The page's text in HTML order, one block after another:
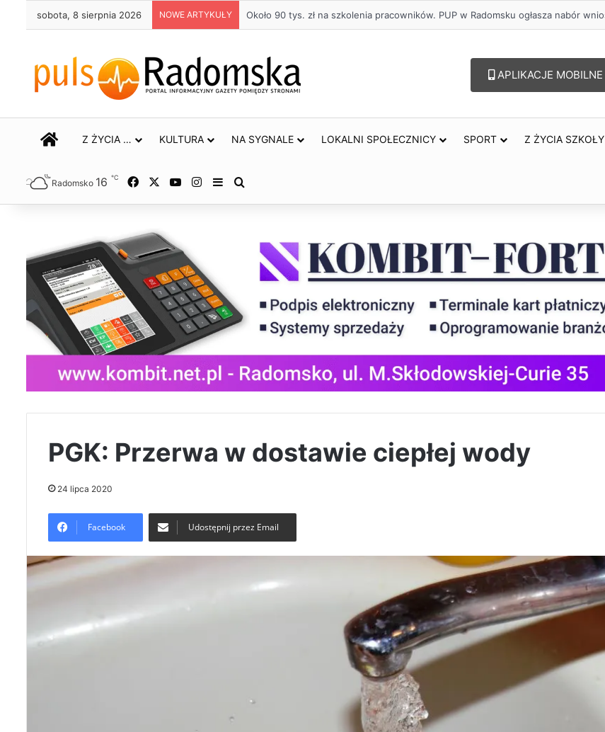
sobota, 8 sierpnia 2026 NOWE ARTYKUŁY Życie bez alkoholu – lepszy wybór. Radomsko włącza się w Miesiąc Trzeźwości
APLIKACJE MOBILNE
STRONA GŁÓWNA
Z ŻYCIA … KULTURA NA SYGNALE LOKALNI SPOŁECZNICY SPORT Z ŻYCIA SZKOŁY
Radomsko 16 ℃ Facebook YouTubeInstagram
Sidebar
PGK: Przerwa w dostawie ciepłej wody
24 lipca 2020
Facebook Udostępnij przez Email